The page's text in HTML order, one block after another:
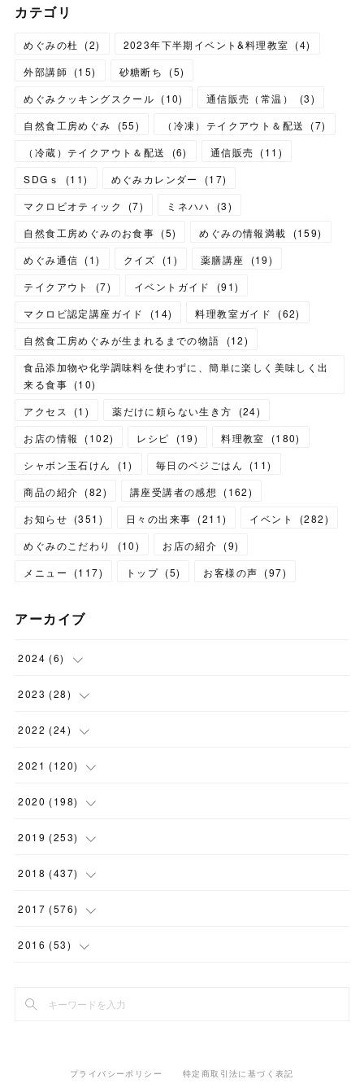
カテゴリ
めぐみの杜 (2) 2023年下半期イベント&料理教室 (4)
外部講師 (15) 砂糖断ち (5)
めぐみクッキングスクール (10) 通信販売（常温） (3)
自然食工房めぐみ
(55) （冷凍）テイクアウト＆配送 (7)
（冷蔵）テイクアウト＆配送
(6) 通信販売 (11 )
SDGｓ
(11) めぐみカレンダー (17)
マクロビオティック
(7) ミネハハ (3)
自然食工房めぐみのお食事 (5) めぐみの情報満載 (159)
めぐみ通信 (1) クイズ (1 ) 薬膳講座 (19)
テイクアウト
(7) イベントガイド (91)
マクロビ認定講座ガイド
(14) 料理教室ガイド (62)
自然食工房めぐみが生まれるまでの物語
(12)
食品添加物や化学調味料を使わずに、簡単に楽しく美味しく出
来る食事 (10)
アクセス
(1 ) 薬だけに頼らない生き方 (24)
お店の情報
(102) レシピ (19) 料理教室 (180)
シャボン玉石けん
(1) 毎日のベジごはん (11)
商品の紹介 (82) 講座受講者の感想 (162)
お知らせ (351 ) 日々の出来事 (211) イベント (282)
めぐみのこだわり
(10) お店の紹介 (9)
メニュー
(117) トップ (5) お客様の声 (97)
アーカイブ
2024 (6)
(1)
(1 )
(1)
( 1 )
2023 (28)
(2)
(1)
(1)
(2 )
(2)
2022 (24)
(5)
(2)
(2)
( 1 )
(3)
2021 (120)
(12)
(3)
(1)
(9)
(19)
14)
2020 (198)
(12)
(11)
(12)
(22
(17)
15)
2019 (253)
(14)
(27)
(22
(32)
20)
2018 (437)
(23)
(24
( 14)
33)
2017 (576)
(44
44)
37)
2016 (53)
20)
プライバシーポリシー 特定商取引法に基づく表記